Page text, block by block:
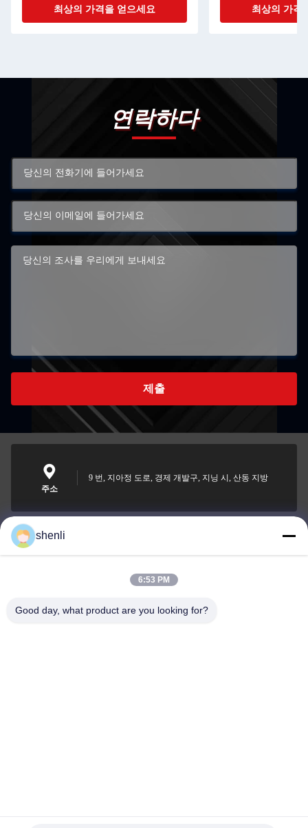
최상의 가격을 얻으세요 최상의 가격
연락하다
제출
주소
9 번, 지아정 도로, 경제 개발구, 지닝 시, 산동 지방
shenli@shenlirigging.com
shenli
6:53 PM
Good day, what product are you looking for?